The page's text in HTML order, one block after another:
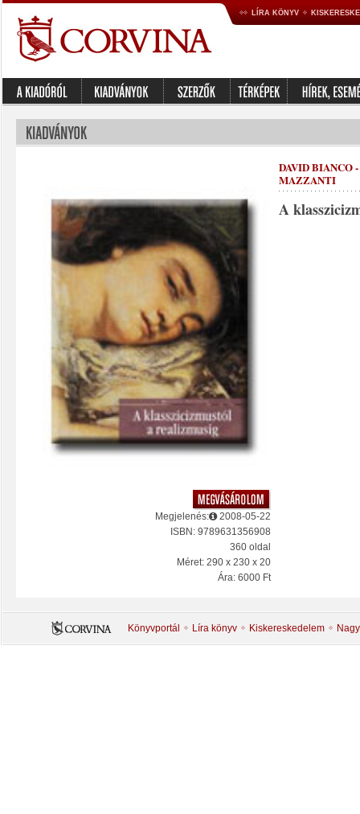
LÍRA KÖNYV
Megjelenés:
2008-05-22
ISBN: 9789631356908
360 oldal
Méret: 290 x 230 x 20
Ára: 6000 Ft
DAVID BIANCO
MAZZANTI
A
Könyvportál Líra könyv Kiskereskedelem